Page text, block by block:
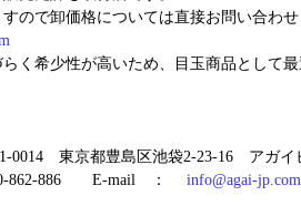
ので卸価格については直接お問い合わせ
く希少性が高いため、目玉商品として最
0014 東京都豊島区池袋2-23-16 アガイ
862-886 E-mail ： info@agai-jp.com